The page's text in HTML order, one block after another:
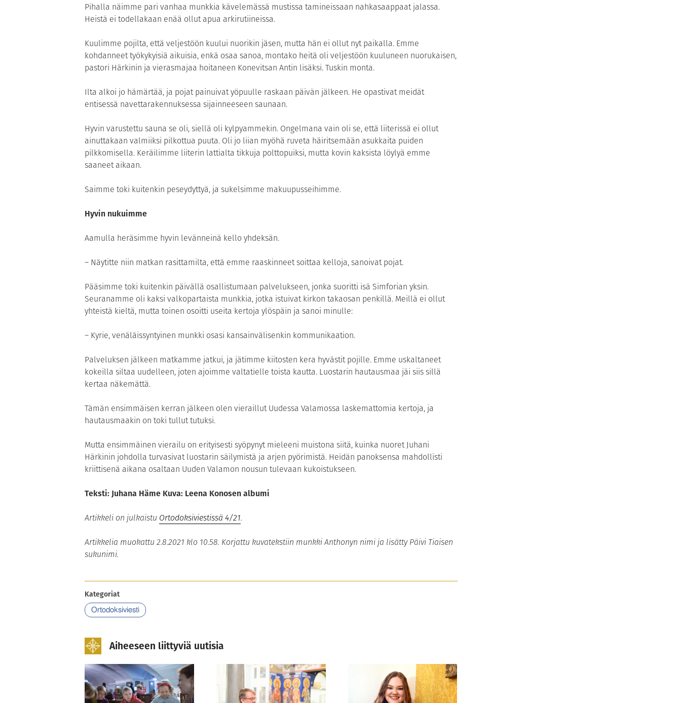
Pihalla näimme pari vanhaa munkkia kävelemässä mustissa tamineissaan nahkasaappaat jalassa.
Heistä ei todellakaan enää ollut apua arkirutiineissa.
Kuulimme pojilta, että veljestöön kuului nuorikin jäsen, mutta hän ei ollut nyt paikalla. Emme
kohdanneet työkykyisiä aikuisia, enkä osaa sanoa, montako heitä oli veljestöön kuuluneen nuorukaisen,
pastori Härkinin ja vierasmajaa hoitaneen Konevitsan Antin lisäksi. Tuskin monta.
Ilta alkoi jo hämärtää, ja pojat painuivat yöpuulle raskaan päivän jälkeen. He opastivat meidät
entisessä navettarakennuksessa sijainneeseen saunaan.
Hyvin varustettu sauna se oli, siellä oli kylpyammekin. Ongelmana vain oli se, että liiterissä ei ollut
ainuttakaan valmiiksi pilkottua puuta. Oli jo liian myöhä ruveta häiritsemään asukkaita puiden
pilkkomisella. Keräilimme liiterin lattialta tikkuja polttopuiksi, mutta kovin kaksista löylyä emme
saaneet aikaan.
Saimme toki kuitenkin peseydyttyä, ja sukelsimme makuupusseihimme.
Hyvin nukuimme
Aamulla heräsimme hyvin levänneinä kello yhdeksän.
– Näytitte niin matkan rasittamilta, että emme raaskinneet soittaa kelloja, sanoivat pojat.
Pääsimme toki kuitenkin päivällä osallistumaan palvelukseen, jonka suoritti isä Simforian yksin.
Seuranamme oli kaksi valkopartaista munkkia, jotka istuivat kirkon takaosan penkillä. Meillä ei ollut
yhteistä kieltä, mutta toinen osoitti useita kertoja ylöspäin ja sanoi minulle:
– Kyrie, venäläissyntyinen munkki osasi kansainvälisenkin kommunikaation.
Palveluksen jälkeen matkamme jatkui, ja jätimme kiitosten kera hyvästit pojille. Emme uskaltaneet
kokeilla siltaa uudelleen, joten ajoimme valtatielle toista kautta. Luostarin hautausmaa jäi siis sillä
kertaa näkemättä.
Tämän ensimmäisen kerran jälkeen olen vieraillut Uudessa Valamossa laskemattomia kertoja, ja
hautausmaakin on toki tullut tutuksi.
Mutta ensimmäinen vierailu on erityisesti syöpynyt mieleeni muistona siitä, kuinka nuoret Juhani
Härkinin johdolla turvasivat luostarin säilymistä ja arjen pyörimistä. Heidän panoksensa mahdollisti
kriittisenä aikana osaltaan Uuden Valamon nousun tulevaan kukoistukseen.
Teksti: Juhana Häme Kuva: Leena Konosen albumi
Artikkeli on julkaistu Ortodoksiviestissä 4/21.
Artikkelia muokattu 2.8.2021 klo 10.58. Korjattu kuvatekstiin munkki Anthonyn nimi ja lisätty Päivi Tiaisen
sukunimi.
Kategoriat
Ortodoksiviesti
Aiheeseen liittyviä uutisia